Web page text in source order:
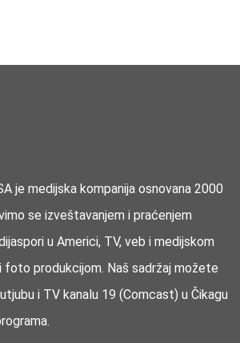
je medijska kompanija osnovana 2000
se izveštavanjem i praćenjem
u Americi, TV, veb i medijskom
foto produkcijom. Naš sadržaj možete
i TV kanalu 19 (Comcast) u Čikagu